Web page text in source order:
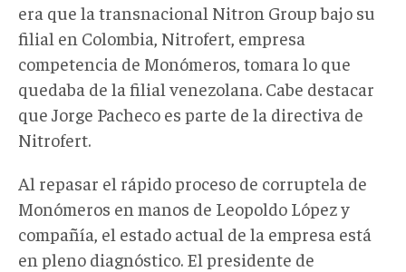
era que la transnacional Nitron Group bajo su
filial en Colombia, Nitrofert, empresa
competencia de Monómeros, tomara lo que
quedaba de la filial venezolana. Cabe destacar
que Jorge Pacheco es parte de la directiva de
Nitrofert.
Al repasar el rápido proceso de corruptela de
Monómeros en manos de Leopoldo López y
compañía, el estado actual de la empresa está
en pleno diagnóstico. El presidente de